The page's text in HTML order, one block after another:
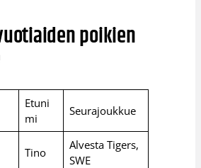
poikien
Etuni
mi
Seurajoukkue
Tino
Alvesta Tigers,
SWE